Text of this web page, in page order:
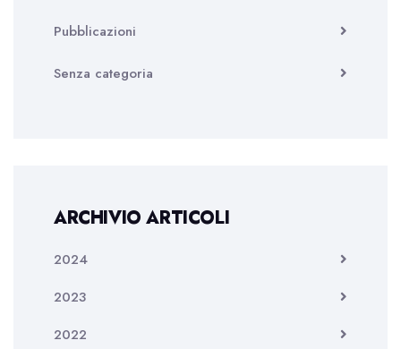
Pubblicazioni
Senza categoria
ARCHIVIO ARTICOLI
2024
2023
2022